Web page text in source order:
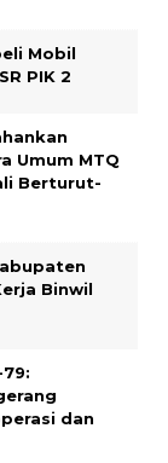
Mobil
PIK 2
Umum MTQ
Berturut-
Binwil
dan